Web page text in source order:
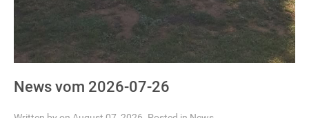
News vom 2026-07-26